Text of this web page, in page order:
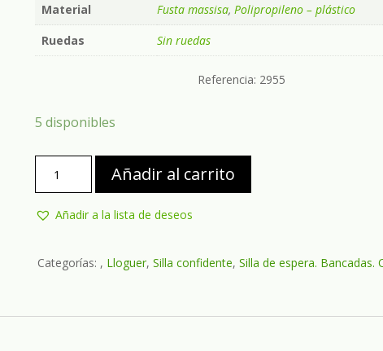
Material
Fusta massisa, Polipropileno – plástico
Ruedas
Sin ruedas
Referencia: 2955
5 disponibles
Añadir al carrito
Añadir a la lista de deseos
Categorías: , Lloguer,Silla confidente,Silla de espera. Bancadas.